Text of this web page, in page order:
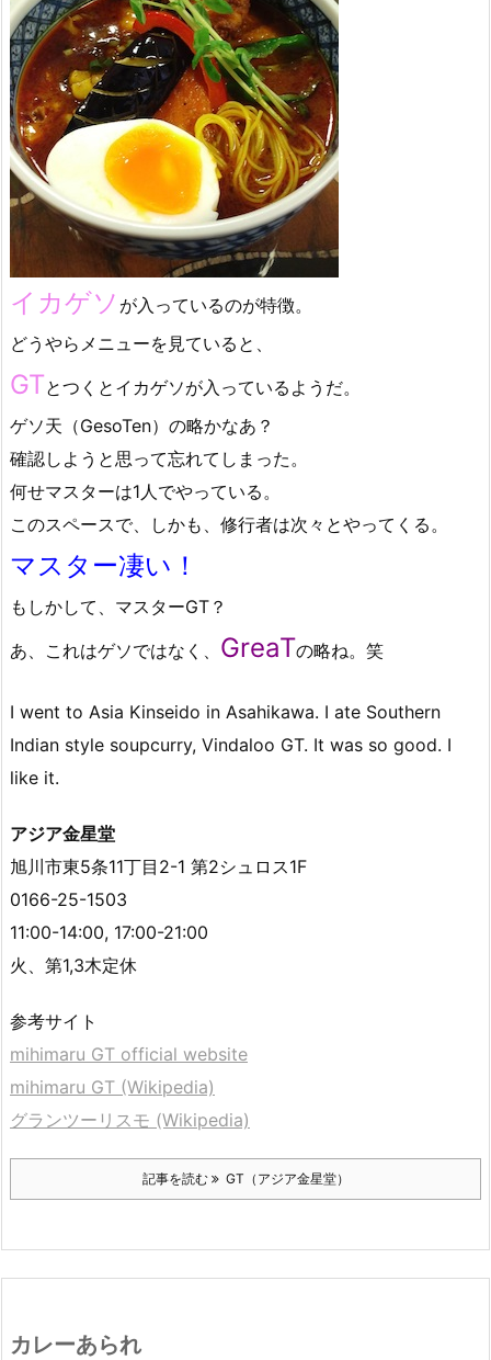
イカゲソ が入っているのが特徴。
どうやらメニューを見ていると、
GTとつくとイカゲソが入っているようだ。
ゲソ天（GesoTen）の略かなあ？
確認しようと思って忘れてしまった。
何せマスターは1人でやっている。
このスペースで、しかも、修行者は次々とやってくる。
マスター凄い！
もしかして、マスターGT？
あ、これはゲソではなく、 GreaTの略ね。笑
I went to Asia Kinseido in Asahikawa. I ate Southern
Indian style soupcurry, Vindaloo GT. It was so good. I
like it.
アジア金星堂
旭川市東5条11丁目2-1 第2シュロス1F
0166-25-1503
11:00-14:00, 17:00-21:00
火、第1,3木定休
参考サイト
mihimaru GT official website
mihimaru GT (Wikipedia)
グランツーリスモ (Wikipedia)
記事を読む GT（アジア金星堂）
カレーあられ